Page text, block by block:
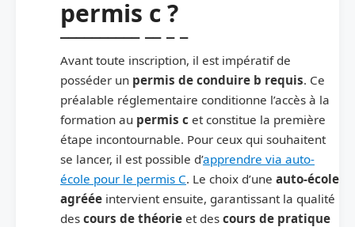
permis c ?
Avant toute inscription, il est impératif de
posséder un permis de conduire b requis. Ce
préalable réglementaire conditionne l’accès à la
formation au permis c et constitue la première
étape incontournable. Pour ceux qui souhaitent
se lancer, il est possible d’apprendre via auto-
école pour le permis C. Le choix d’une auto-école
agréée intervient ensuite, garantissant la qualité
des cours de théorie et des cours de pratique